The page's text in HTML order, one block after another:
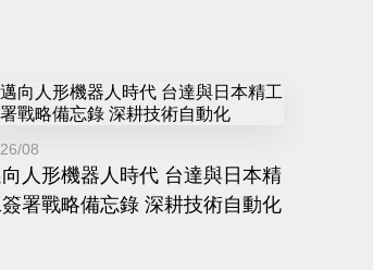
08
人形機器人時代 台達與日本精
署戰略備忘錄 深耕技術自動化